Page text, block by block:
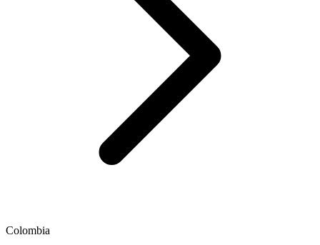
Colombia